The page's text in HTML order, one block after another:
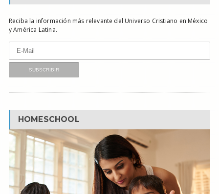
Reciba la información más relevante del Universo Cristiano en México
y América Latina.
HOMESCHOOL